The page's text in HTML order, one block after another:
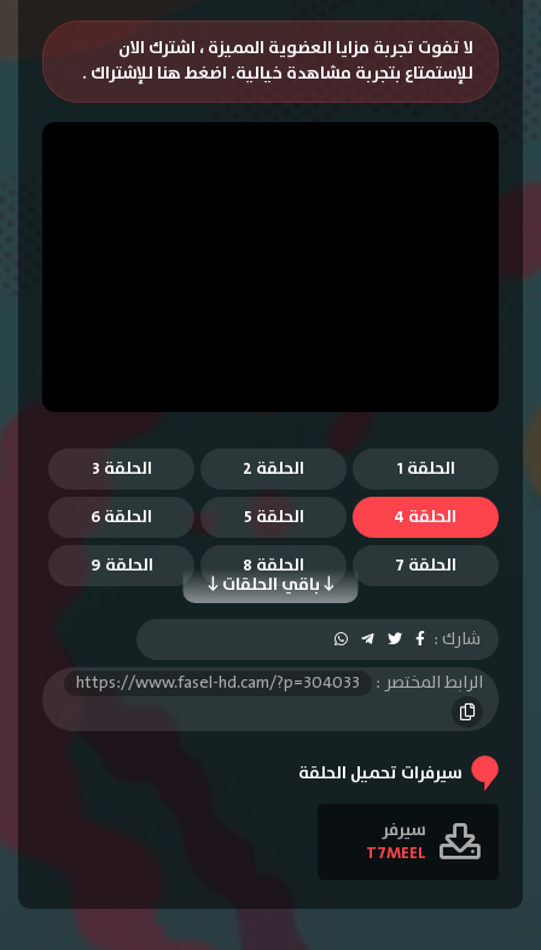
لا تفوت تجربة مزايا العضوية المميزة ، اشترك الان
للإستمتاع بتجربة مشاهدة خيالية. اضغط هنا للإشتراك .
الحلقة 1 الحلقة 2
الحلقة 3
الحلقة 4
الحلقة 5 الحلقة 6
باقي الحلقات
الحلقة 7 الحلقة 8
الحلقة 9
الحلقة 15
الحلقة 25
الحلقة 28
الحلقة 29
الحلقة 30
شارك :
الرابط المختصر :
https://www.fasel-hd.cam/?p=304033
سيرفرات تحميل الحلقة
سيرفر
T7MEEL